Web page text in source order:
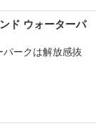
ド ウォーターパ
ークは解放感抜